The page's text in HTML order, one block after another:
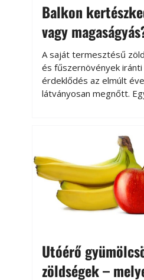
Balkon
vagy
Helytakarékos
kertészkedés
A saját termesztésű
és fűszernövények iránti
érdeklődés az elmúlt
látványosan megnőtt.
kertészkedés sokak
kikapcsolódást és
is jelent.
Utóérő
zöldségek –